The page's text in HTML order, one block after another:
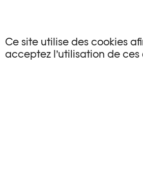
Ce site utilise des cookies
acceptez l’utilisation de ces
AUCUN